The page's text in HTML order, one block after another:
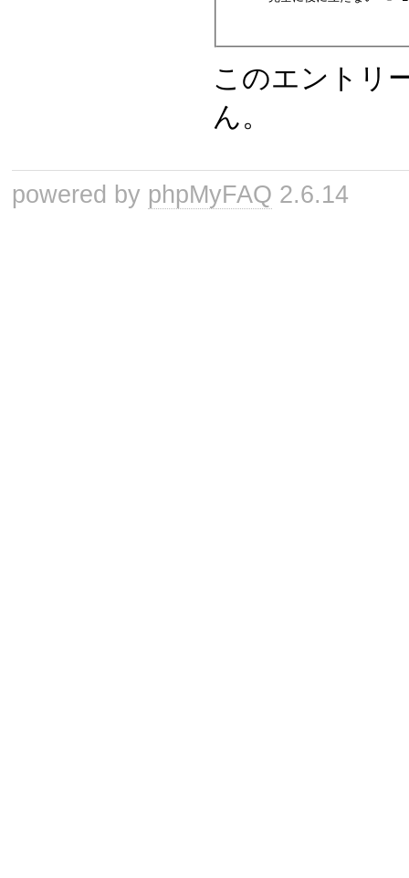
このエントリ
ん。
powered by phpMyFAQ 2.6.14